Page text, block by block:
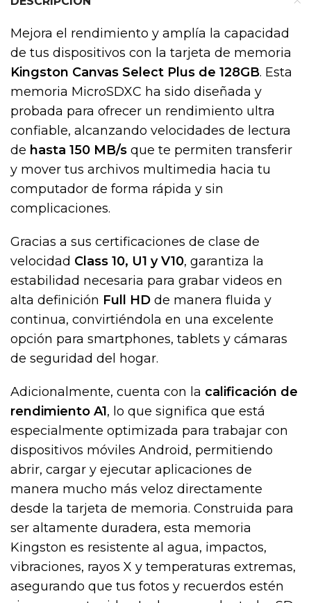
Mejora el rendimiento y amplía la capacidad
de tus dispositivos con la tarjeta de memoria
Kingston Canvas Select Plus de 128GB. Esta
memoria MicroSDXC ha sido diseñada y
probada para ofrecer un rendimiento ultra
confiable, alcanzando velocidades de lectura
de hasta 150 MB/s que te permiten transferir
y mover tus archivos multimedia hacia tu
computador de forma rápida y sin
complicaciones.
Gracias a sus certificaciones de clase de
velocidad Class 10, U1 y V10, garantiza la
estabilidad necesaria para grabar videos en
alta definición Full HD de manera fluida y
continua, convirtiéndola en una excelente
opción para smartphones, tablets y cámaras
de seguridad del hogar.
Adicionalmente, cuenta con la calificación de
rendimiento A1, lo que significa que está
especialmente optimizada para trabajar con
dispositivos móviles Android, permitiendo
abrir, cargar y ejecutar aplicaciones de
manera mucho más veloz directamente
desde la tarjeta de memoria. Construida para
ser altamente duradera, esta memoria
Kingston es resistente al agua, impactos,
vibraciones, rayos X y temperaturas extremas,
asegurando que tus fotos y recuerdos estén